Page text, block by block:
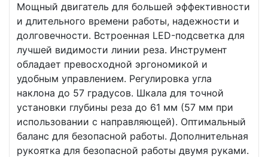
Мощный двигатель для большей эффективности
и длительного времени работы, надежности и
долговечности. Встроенная LED-подсветка для
лучшей видимости линии реза. Инструмент
обладает превосходной эргономикой и
удобным управлением. Регулировка угла
наклона до 57 градусов. Шкала для точной
установки глубины реза до 61 мм (57 мм при
использовании с направляющей). Оптимальный
баланс для безопасной работы. Дополнительная
рукоятка для безопасной работы двумя руками.